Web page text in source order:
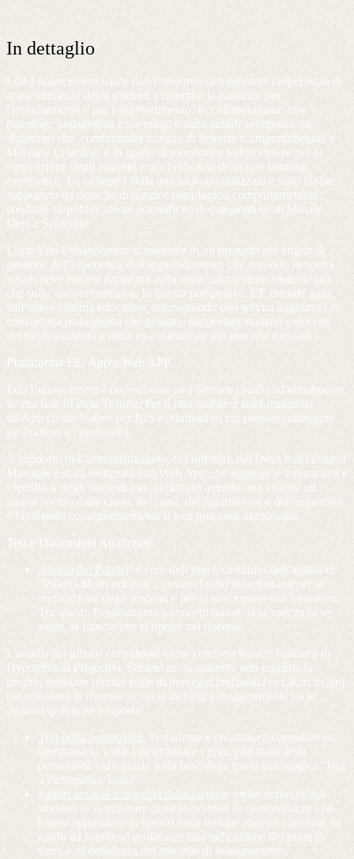
In dettaglio
Edu Enhancement nasce con l'obiettivo di migliorare l'esperienza di
apprendimento degli studenti e riportare la passione per
l'insegnamento e per l'apprendimento. In collaborazione con
psicologi, pedagogisti e sociologi è stato quindi sviluppato un
algoritmo che, combinando nozioni di Scienze Comportamentali e
Machine Learning, è in grado di monitorare fattori chiave per la
motivazione degli studenti e per l'efficacia della loro learning
experience. Lo sviluppo della metodologia utilizzata è stato inoltre
supportato da ricerche di matrice psicologico-comportamentale
condotte su pubblicazioni scientifiche di esponenti quali Mihaly,
Deci e Schiefele.
L'app Edu Enhancement si inserisce in un progetto più ampio di
gestione dell'esperienza dell'apprendimento, che secondo la nostra
vision deve basarsi dapprima sulla motivazione dello studente più
che sulla sua performance. In questa prospettiva, EE intende agire
sull'intero sistema educativo, intervenendo con servizi aggiuntivi di
consulenza pedagogica che possano supportare studenti e docenti
nel miglioramento e nella co-costruzione dei percorsi formativi.
Piattaforma EE: App e Web APP
Edu Enhancement è un Software as a Service (SaaS) ed attualmente
in una fase di Beta Testing. Per il lato mobile è stata realizzata
un'App creata Native per IOS e Android su cui possono interagire
gli studenti e i professori.
A supporto dell'amministrazione, dei direttori, dei Dean e dei Project
Manager è stata realizzata una Web App che aggrega le valutazioni e
i feedback degli studenti (anonimizzati) avendo una visione ad
ampio spettro delle classi, dei corsi, dei dipartimenti e dell'università
e favorendo conseguentemente il loro processo decisionale.
Test e Dimensioni Analizzate:
Analisi dei Pilastri
: il core dell’app è costituito dall’analisi di
“Pilastri Motivazionali”, ovvero fattori determinanti per la
motivazione degli studenti e per la loro esperienza formativa.
Tra questi, l’esposizione a concetti nuovi, la sicurezza in sé
stessi, la fiducia che si ripone nel docente.
L'analisi dei pilastri considerati viene condotta tramite l'utilizzo di
Hypotethical Projective Sentences: lo studente non esprime la
propria opinione tramite scale di punteggi prefissati (es.Likert Scale),
ma seleziona le risposte in cui si identifica maggiormente tra le
opzioni ipotetiche proposte.
Test della personalità:
lo studente è chiamato a compilare un
questionario volto a determinare i principali tratti della
personalità individuale sulla base della teoria psicologica “Big
5 Personality Traits”.
Fattori positivi e negativi della lezione
: viene richiesto agli
studenti di selezionare quali siano state le caratteristiche che
hanno apprezzato (o meno) della lezione appena conclusa, in
modo da fornire al professore una indicazione dei punti di
forza e di debolezza del suo stile di insegnamento.